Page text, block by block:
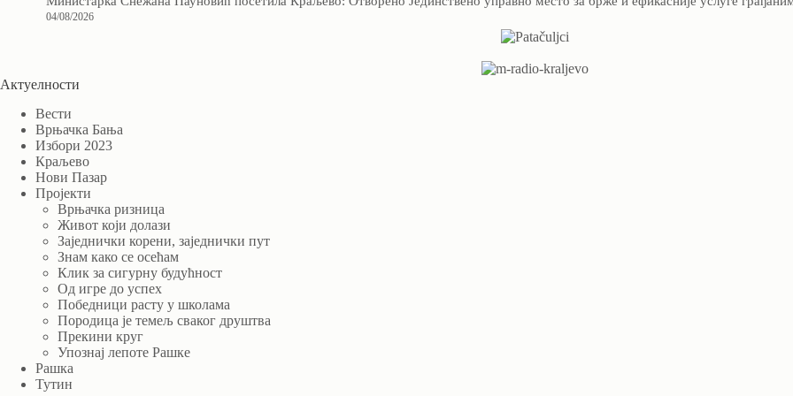
04/08/2026
Актуелности
Вести
Врњачка Бања
Избори 2023
Краљево
Нови Пазар
Пројекти
Врњачка ризница
Живот који долази
Заједнички корени, заједнички пут
Знам како се осећам
Клик за сигурну будућност
Од игре до успех
Победници расту у школама
Породица је темељ сваког друштва
Прекини круг
Упознај лепоте Рашке
Рашка
Тутин